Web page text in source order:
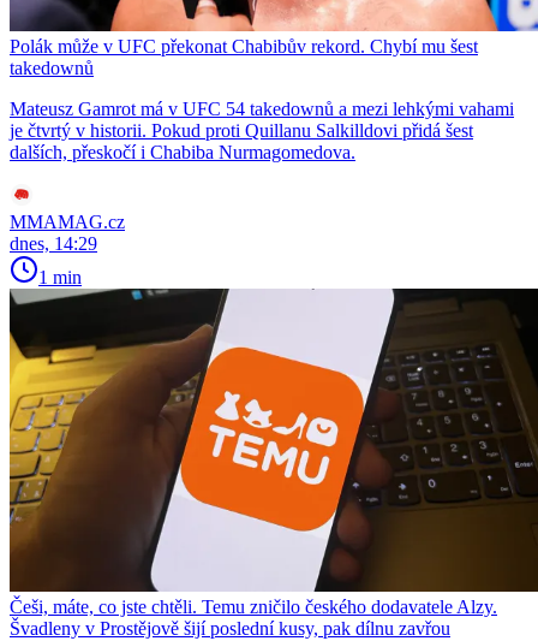
Polák může v UFC překonat Chabibův rekord. Chybí mu šest
takedownů
Mateusz Gamrot má v UFC 54 takedownů a mezi lehkými vahami
je čtvrtý v historii. Pokud proti Quillanu Salkilldovi přidá šest
dalších, přeskočí i Chabiba Nurmagomedova.
MMAMAG.cz
dnes, 14:29
1 min
Češi, máte, co jste chtěli. Temu zničilo českého dodavatele Alzy.
Švadleny v Prostějově šijí poslední kusy, pak dílnu zavřou